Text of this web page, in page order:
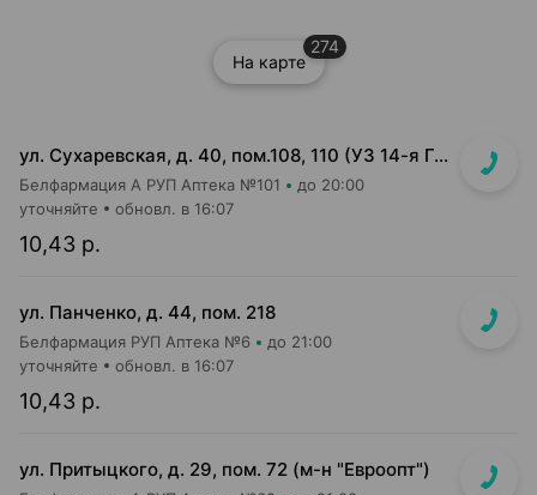
На карте
274
ул. Сухаревская, д. 40, пом.108, 110 (УЗ 14-я Гор. детская п-ка)
Белфармация А РУП Аптека №101 до 20:00
10,43 р.
уточняйте обновл. в 16:07
ул. Панченко, д. 44, пом. 218
Белфармация РУП Аптека №6 до 21:00
10,43 р.
уточняйте обновл. в 16:07
ул. Притыцкого, д. 29, пом. 72 (м-н "Евроопт")